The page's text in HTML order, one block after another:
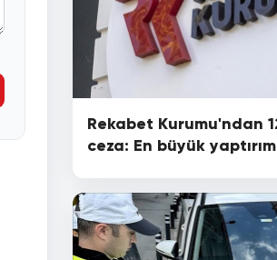
Rekabet Kurumu'ndan
ceza: En büyük